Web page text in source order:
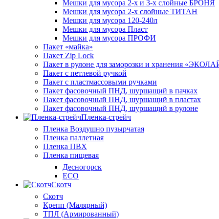
Мешки для мусора 2-х и 3-х слойные БРОНЯ
Мешки для мусора 2-х слойные ТИТАН
Мешки для мусора 120-240л
Мешки для мусора Пласт
Мешки для мусора ПРОФИ
Пакет «майка»
Пакет Zip Lock
Пакет в рулоне для заморозки и хранения
Пакет с петлевой ручкой
Пакет с пластмассовыми ручками
Пакет фасовочный ПНД, шуршащий в пачках
Пакет фасовочный ПНД, шуршащий в пластах
Пакет фасовочный ПНД, шуршащий в рулоне
Пленка-стрейч
Пленка Воздушно пузырчатая
Пленка паллетная
Пленка ПВХ
Пленка пищевая
Десногорск
ECO
Скотч
Скотч
Крепп (Малярный)
ТПЛ (Армированный)